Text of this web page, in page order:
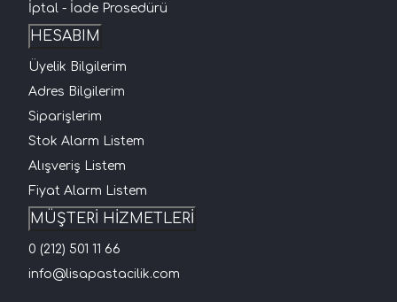
İptal - İade Prosedürü
HESABIM
Üyelik Bilgilerim
Adres Bilgilerim
Siparişlerim
Stok Alarm Listem
Alışveriş Listem
Fiyat Alarm Listem
MÜŞTERİ HİZMETLERİ
0 (212) 501 11 66
info@lisapastacilik.com